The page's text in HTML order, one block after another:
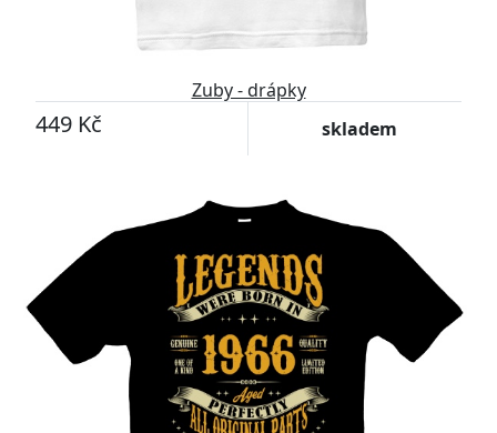
Zuby - drápky
449 Kč skladem